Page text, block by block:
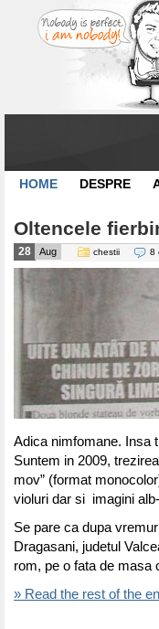
HOME DESPRE
Oltencele
28 Aug chestii 8
Adica nimfomane. Insa
Suntem in 2009,
mov” (format
violuri dar si imagini
Se pare ca dupa
Dragasani, judetul
rom, pe o fata de masa
» Read the rest of the